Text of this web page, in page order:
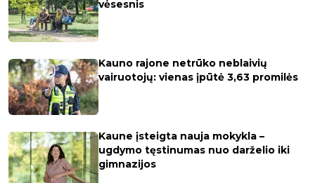
vėsesnis
Kauno rajone netrūko neblaivių
vairuotojų: vienas įpūtė 3,63 promilės
Kaune įsteigta nauja mokykla –
ugdymo tęstinumas nuo darželio iki
gimnazijos